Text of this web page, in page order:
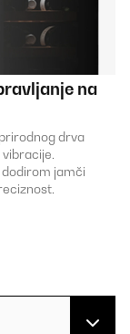
na
drva
jamči